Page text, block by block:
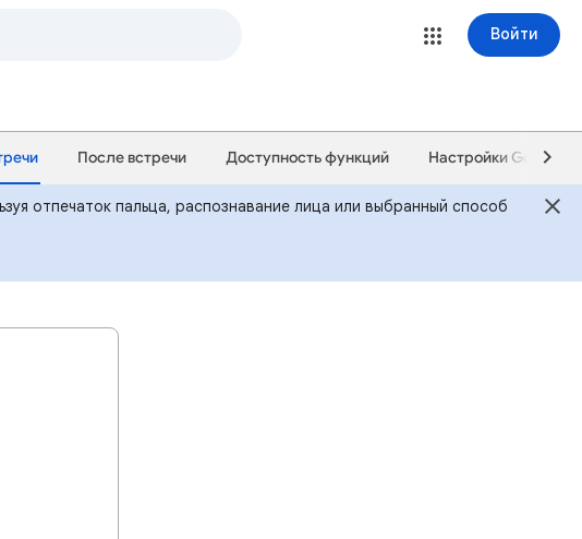
Войти
После встречи Доступность функций Настройки Google
отпечаток пальца, распознавание лица или выбранный способ